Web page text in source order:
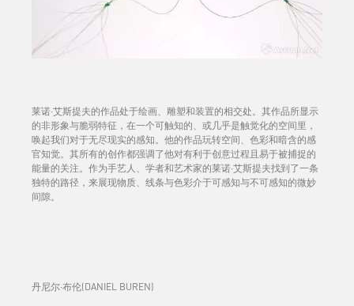
莱诺·艾斯提夫的作品处于绘画、雕塑和装置的相交处。其作品所显示
的非形象与脆弱特征，在一个可触知的、或几乎是触觉化的空间里，
唤起我们对于无尽现实的感知。他的作品玩转空间、色彩和暗含的感
官知觉。其所有的创作都强调了他对有利于创意过程且易于被捕捉的
能量的关注。作为手艺人、学者和艺术家的莱诺·艾斯提夫找到了一条
独特的路径，来展现物质、线条与色彩介于可感知与不可感知的微妙
间隙。
丹尼尔·布伦(DANIEL BUREN)